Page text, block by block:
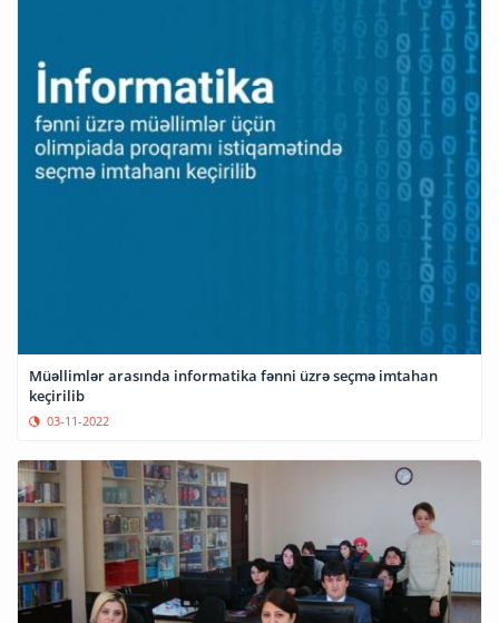
Müəllimlər arasında informatika fənni üzrə seçmə imtahan
keçirilib
03-11-2022